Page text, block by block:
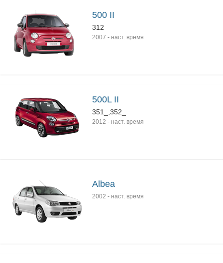
500 II
312
2007 - наст. время
500L II
351_,352_
2012 - наст. время
Albea
2002 - наст. время